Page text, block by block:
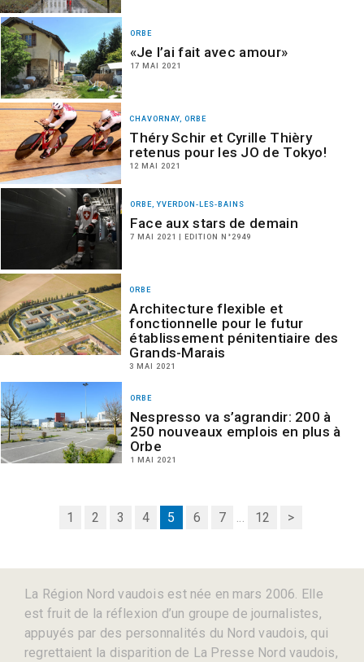
ORBE
«Je l’ai fait avec amour»
17 MAI 2021
CHAVORNAY, ORBE
Théry Schir et Cyrille Thièry
retenus pour les JO de Tokyo!
12 MAI 2021
ORBE, YVERDON-LES-BAINS
Face aux stars de demain
7 MAI 2021 | EDITION N°2949
ORBE
Architecture flexible et
fonctionnelle pour le futur
établissement pénitentiaire des
Grands-Marais
3 MAI 2021
ORBE
Nespresso va s’agrandir: 200 à
250 nouveaux emplois en plus à
Orbe
1 MAI 2021
1 2 3 4 5 6 7 ... 12 >
La Région Nord vaudois est née en mars 2006. Elle
est fruit de la réflexion d’un groupe de journalistes,
appuyés par des personnalités du Nord vaudois, qui
regrettaient la disparition de La Presse Nord vaudois,